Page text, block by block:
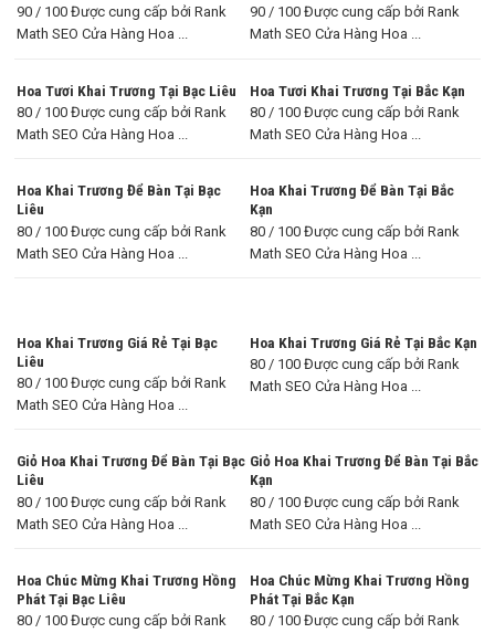
90 / 100 Được cung cấp bởi Rank
Math SEO Cửa Hàng Hoa ...
90 / 100 Được cung cấp bởi Rank
Math SEO Cửa Hàng Hoa ...
Hoa Tươi Khai Trương Tại Bạc Liêu
80 / 100 Được cung cấp bởi Rank
Math SEO Cửa Hàng Hoa ...
Hoa Tươi Khai Trương Tại Bắc Kạn
80 / 100 Được cung cấp bởi Rank
Math SEO Cửa Hàng Hoa ...
Hoa Khai Trương Để Bàn Tại Bạc
Liêu
80 / 100 Được cung cấp bởi Rank
Math SEO Cửa Hàng Hoa ...
Hoa Khai Trương Để Bàn Tại Bắc
Kạn
80 / 100 Được cung cấp bởi Rank
Math SEO Cửa Hàng Hoa ...
Hoa Khai Trương Giá Rẻ Tại Bạc
Liêu
80 / 100 Được cung cấp bởi Rank
Math SEO Cửa Hàng Hoa ...
Hoa Khai Trương Giá Rẻ Tại Bắc Kạn
80 / 100 Được cung cấp bởi Rank
Math SEO Cửa Hàng Hoa ...
Giỏ Hoa Khai Trương Để Bàn Tại Bạc
Liêu
80 / 100 Được cung cấp bởi Rank
Math SEO Cửa Hàng Hoa ...
Giỏ Hoa Khai Trương Để Bàn Tại Bắc
Kạn
80 / 100 Được cung cấp bởi Rank
Math SEO Cửa Hàng Hoa ...
Hoa Chúc Mừng Khai Trương Hồng
Phát Tại Bạc Liêu
80 / 100 Được cung cấp bởi Rank
Hoa Chúc Mừng Khai Trương Hồng
Phát Tại Bắc Kạn
80 / 100 Được cung cấp bởi Rank